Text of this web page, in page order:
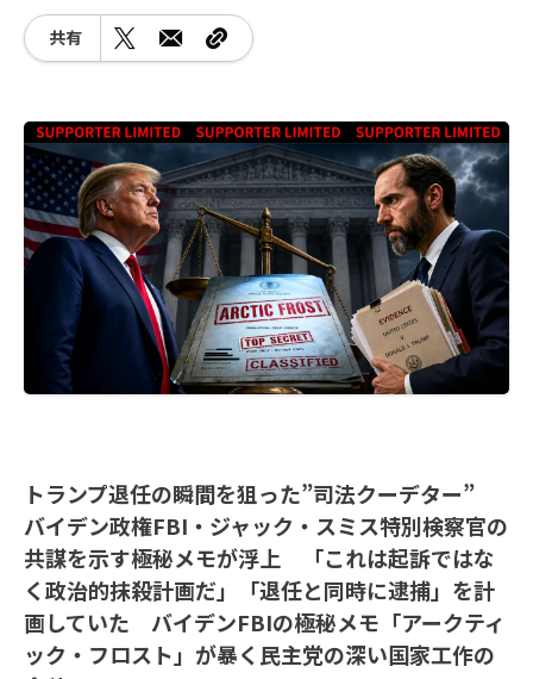
共有
トランプ退任の瞬間を狙った”司法クーデター”
バイデン政権FBI・ジャック・スミス特別検察官の
共謀を示す極秘メモが浮上 「これは起訴ではな
く政治的抹殺計画だ」「退任と同時に逮捕」を計
画していた バイデンFBIの極秘メモ「アークティ
ック・フロスト」が暴く民主党の深い国家工作の